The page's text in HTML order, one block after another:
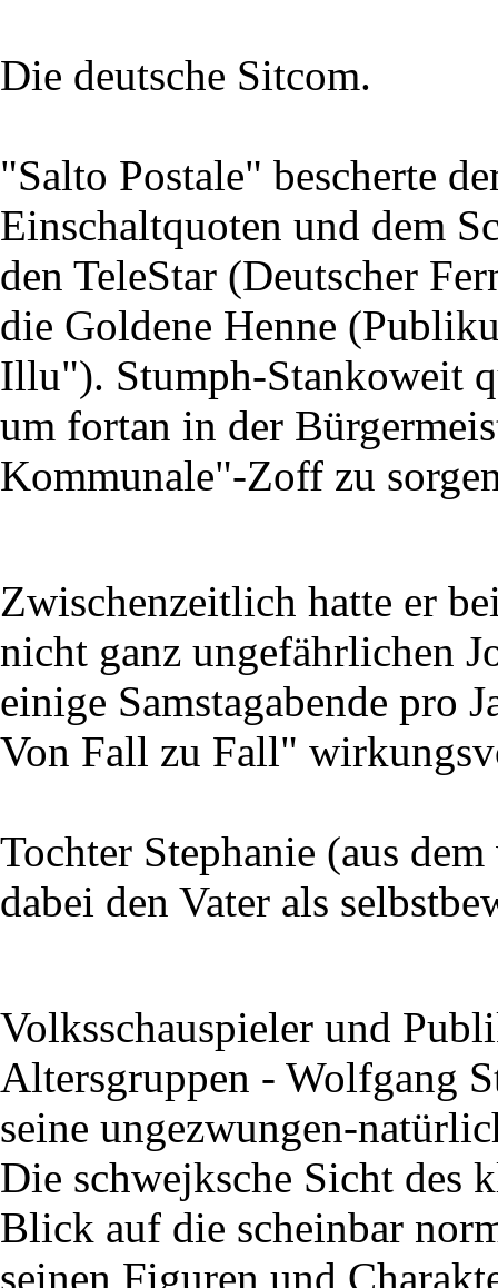
Die deutsche Sitcom.
"Salto Postale" bescherte
Einschaltquoten und dem
den TeleStar (Deutscher
die Goldene Henne
Illu"). Stumph-Stankoweit
um fortan in der
Kommunale"-Zoff zu
Zwischenzeitlich hatte er
nicht ganz ungefährlichen
einige Samstagabende pro
Von Fall zu Fall"
Tochter Stephanie (aus
dabei den Vater als
Volksschauspieler und
Altersgruppen - Wolfgang
seine ungezwungen-
Die schwejksche Sicht des
Blick auf die scheinbar
seinen Figuren und